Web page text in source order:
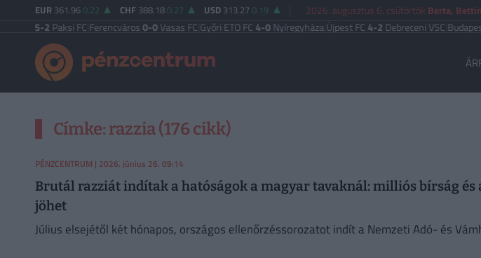
EUR 361.96 0.22 CHF 388.18 0.27 USD 313.27 0.19 2026. augusztus 6. csütörtök Berta,
Paksi FC|Ferencváros0-0Vasas FC|Győri ETO FC4-0 Nyíregyháza|Újpest FC4-2 Debreceni VSC |Budapest
Címke: razzia (176 cikk)
PÉNZCENTRUM | 2026. június 26. 09:14
Brutál razziát indítak a hatóságok a magyar tavaknál: milliós bírság és
jöhet
Július elsejétől két hónapos, országos ellenőrzéssorozatot indít a Nemzeti Adó- és